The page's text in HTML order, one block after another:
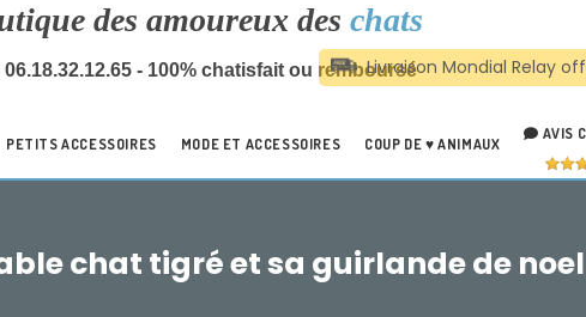
des amoureux des chats
- 100% chatisfait ou remboursé
PETITS ACCESSOIRES MODE ET ACCESSOIRES COUP DE ♥ ANIMAUX
AVIS
chat tigré et sa guirlande de